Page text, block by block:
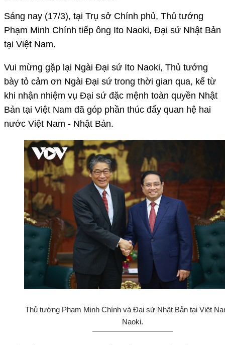
Sáng nay (17/3), tại Trụ sở Chính phủ, Thủ tướng
Phạm Minh Chính tiếp ông Ito Naoki, Đại sứ Nhật Bản
tại Việt Nam.
Vui mừng gặp lại Ngài Đại sứ Ito Naoki, Thủ tướng
bày tỏ cảm ơn Ngài Đại sứ trong thời gian qua, kể từ
khi nhận nhiệm vụ Đại sứ đặc mệnh toàn quyền Nhật
Bản tại Việt Nam đã góp phần thúc đẩy quan hệ hai
nước Việt Nam - Nhật Bản.
Thủ tướng Phạm Minh Chính và Đại sứ Nhật Bản tại Việt
Naoki.